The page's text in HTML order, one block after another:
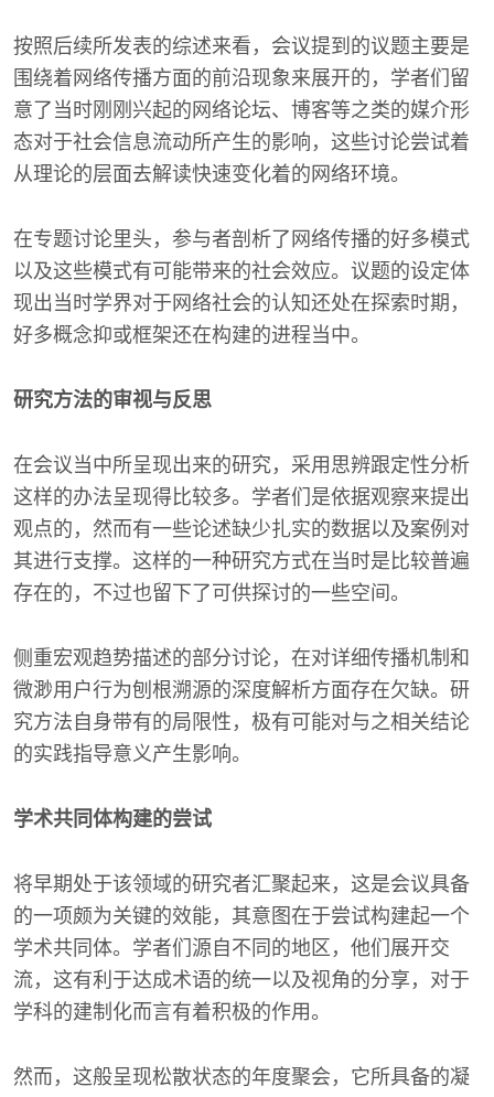
按照后续所发表的综述来看，会议提到的议题主要是
围绕着网络传播方面的前沿现象来展开的，学者们留
意了当时刚刚兴起的网络论坛、博客等之类的媒介形
态对于社会信息流动所产生的影响，这些讨论尝试着
从理论的层面去解读快速变化着的网络环境。
在专题讨论里头，参与者剖析了网络传播的好多模式
以及这些模式有可能带来的社会效应。议题的设定体
现出当时学界对于网络社会的认知还处在探索时期，
好多概念抑或框架还在构建的进程当中。
研究方法的审视与反思
在会议当中所呈现出来的研究，采用思辨跟定性分析
这样的办法呈现得比较多。学者们是依据观察来提出
观点的，然而有一些论述缺少扎实的数据以及案例对
其进行支撑。这样的一种研究方式在当时是比较普遍
存在的，不过也留下了可供探讨的一些空间。
侧重宏观趋势描述的部分讨论，在对详细传播机制和
微渺用户行为刨根溯源的深度解析方面存在欠缺。研
究方法自身带有的局限性，极有可能对与之相关结论
的实践指导意义产生影响。
学术共同体构建的尝试
将早期处于该领域的研究者汇聚起来，这是会议具备
的一项颇为关键的效能，其意图在于尝试构建起一个
学术共同体。学者们源自不同的地区，他们展开交
流，这有利于达成术语的统一以及视角的分享，对于
学科的建制化而言有着积极的作用。
然而，这般呈现松散状态的年度聚会，它所具备的凝